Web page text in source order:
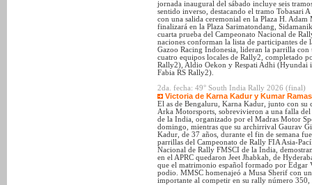
jornada inaugural del sábado incluye seis
sentido inverso, destacando el tramo Tobasari
con una salida ceremonial en la Plaza H.
finalizará en la Plaza Sarimatondang,
cuarta prueba del Campeonato Nacional de
naciones conforman la lista de participantes
Gazoo Racing Indonesia, lideran la parrilla
cuatro equipos locales de Rally2, completado
Rally2), Aldio Oekon y Respati Adhi
Fabia RS Rally2).
2da. fecha: 49° South India Rally 2026 (final)
Victoria de Karna Kadur y Kumar
El as de Bengaluru, Karna Kadur, junto con
Arka Motorsports, sobrevivieron a una falla
de la India, organizado por el Madras Motor
domingo, mientras que su archirrival Gaurav
Kadur, de 37 años, durante el fin de semana
parrillas del Campeonato de Rally FIA Asia-
Nacional de Rally FMSCI de la India,
en el APRC quedaron Jeet Jhabkah, de
que el matrimonio español formado por
podio. MMSC homenajeó a Musa Sherif con
importante al competir en su rally número